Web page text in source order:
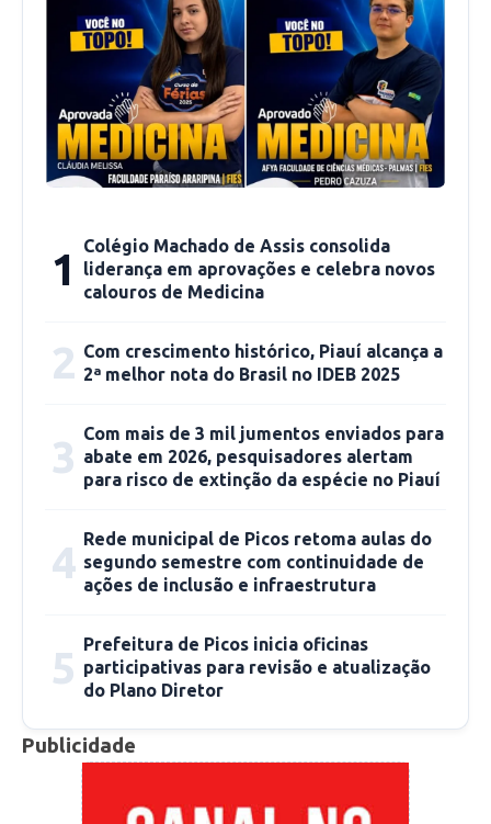
proposta de renegociação das dívidas dos
produtores rurais.
A intenção é que o governo reveja a decisão,
para beneficiar o setor. “A agropecuária é a
atividade que mais cresce. Nesse momento de
seu PIB em relação ao ano de 2019”, ressaltou
Júlio César.
Por: Breno Cavalcante, do Jornal O Dia
1
Colégio Machado de Assis consolida
liderança em aprovações e celebra novos
calouros de Medicina
2 Com crescimento histórico, Piauí alcança a
2ª melhor nota do Brasil no IDEB 2025
3 Com mais de 3 mil jumentos enviados para
abate em 2026, pesquisadores alertam
para risco de extinção da espécie no Piauí
4 Rede municipal de Picos retoma aulas do
segundo semestre com continuidade de
ações de inclusão e infraestrutura
5 Prefeitura de Picos inicia oficinas
participativas para revisão e atualização
do Plano Diretor
Publicidade